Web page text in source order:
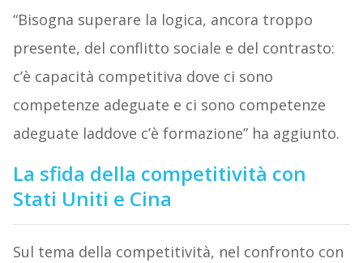
“Bisogna superare la logica, ancora troppo
presente, del conflitto sociale e del contrasto:
c’è capacità competitiva dove ci sono
competenze adeguate e ci sono competenze
adeguate laddove c’è formazione” ha aggiunto.
La sfida della competitività con
Stati Uniti e Cina
Sul tema della competitività, nel confronto con